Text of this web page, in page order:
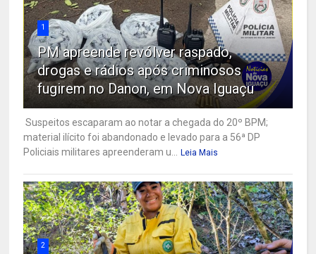
1
PM apreende revólver raspado,
drogas e rádios após criminosos
fugirem no Danon, em Nova Iguaçu
Suspeitos escaparam ao notar a chegada do 20º BPM;
material ilícito foi abandonado e levado para a 56ª DP
Policiais militares apreenderam u...
Leia Mais
2